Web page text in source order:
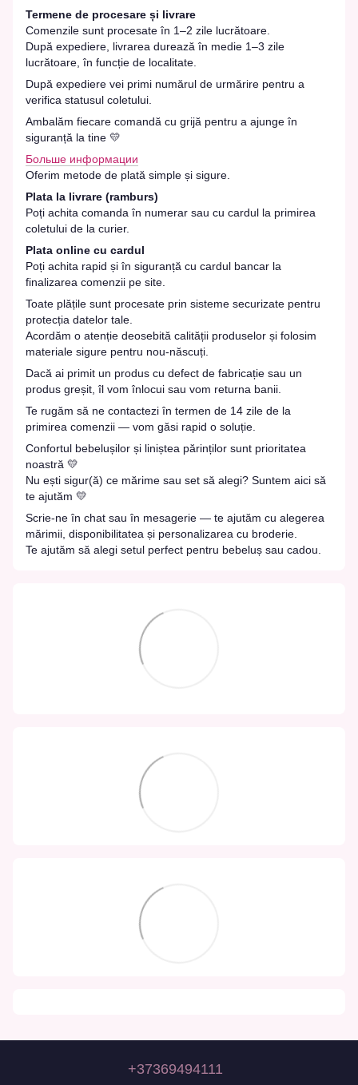
Termene de procesare și livrare
Comenzile sunt procesate în 1–2 zile lucrătoare.
După expediere, livrarea durează în medie 1–3 zile
lucrătoare, în funcție de localitate.
După expediere vei primi numărul de urmărire pentru a
verifica statusul coletului.
Ambalăm fiecare comandă cu grijă pentru a ajunge în
siguranță la tine 💛
Больше информации
Oferim metode de plată simple și sigure.
Plata la livrare (ramburs)
Poți achita comanda în numerar sau cu cardul la primirea
coletului de la curier.
Plata online cu cardul
Poți achita rapid și în siguranță cu cardul bancar la
finalizarea comenzii pe site.
Toate plățile sunt procesate prin sisteme securizate pentru
protecția datelor tale.
Acordăm o atenție deosebită calității produselor și folosim
materiale sigure pentru nou-născuți.
Dacă ai primit un produs cu defect de fabricație sau un
produs greșit, îl vom înlocui sau vom returna banii.
Te rugăm să ne contactezi în termen de 14 zile de la
primirea comenzii — vom găsi rapid o soluție.
Confortul bebelușilor și liniștea părinților sunt prioritatea
noastră 💛
Nu ești sigur(ă) ce mărime sau set să alegi? Suntem aici să
te ajutăm 💛
Scrie-ne în chat sau în mesagerie — te ajutăm cu alegerea
mărimii, disponibilitatea și personalizarea cu broderie.
Te ajutăm să alegi setul perfect pentru bebeluș sau cadou.
+37369494111